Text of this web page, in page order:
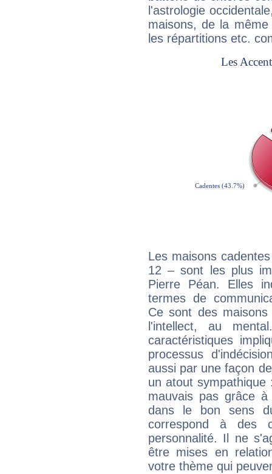
l'astrologie
maisons, de la
les répartitions etc.
Les maisons
12 – sont les plus
Pierre Péan. Elles
termes de
Ce sont des
l'intellect, au
caractéristiques
processus
aussi par une façon
un atout
mauvais pas grâce
dans le bon sens
correspond à des
personnalité. Il ne
être mises en
votre thème qui